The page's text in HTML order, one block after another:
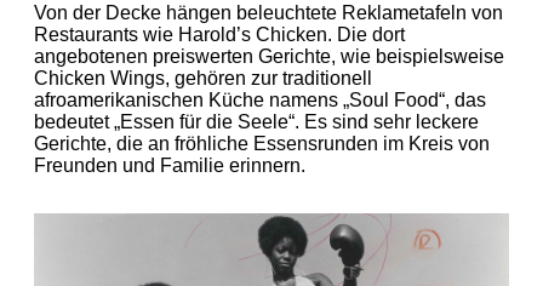
Von der Decke hängen beleuchtete Reklametafeln von
Restaurants wie Harold’s Chicken. Die dort
angebotenen preiswerten Gerichte, wie beispielsweise
Chicken Wings, gehören zur traditionell
afroamerikanischen Küche namens „Soul Food“, das
bedeutet „Essen für die Seele“. Es sind sehr leckere
Gerichte, die an fröhliche Essensrunden im Kreis von
Freunden und Familie erinnern.